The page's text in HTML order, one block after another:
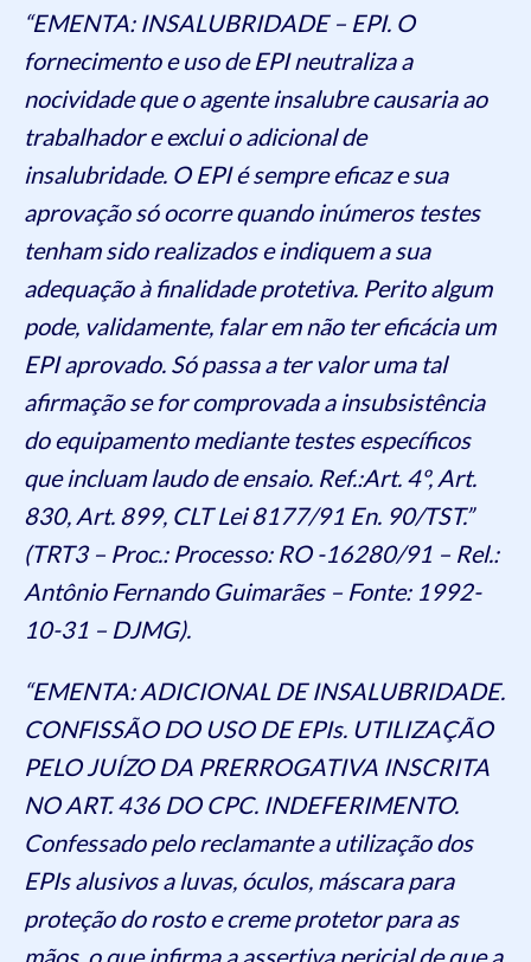
“EMENTA: INSALUBRIDADE – EPI. O
fornecimento e uso de EPI neutraliza a
nocividade que o agente insalubre causaria ao
trabalhador e exclui o adicional de
insalubridade. O EPI é sempre eficaz e sua
aprovação só ocorre quando inúmeros testes
tenham sido realizados e indiquem a sua
adequação à finalidade protetiva. Perito algum
pode, validamente, falar em não ter eficácia um
EPI aprovado. Só passa a ter valor uma tal
afirmação se for comprovada a insubsistência
do equipamento mediante testes específicos
que incluam laudo de ensaio. Ref.:Art. 4º, Art.
830, Art. 899, CLT Lei 8177/91 En. 90/TST.”
(TRT3 – Proc.: Processo: RO -16280/91 – Rel.:
Antônio Fernando Guimarães – Fonte: 1992-
10-31 – DJMG).
“EMENTA: ADICIONAL DE INSALUBRIDADE.
CONFISSÃO DO USO DE EPIs. UTILIZAÇÃO
PELO JUÍZO DA PRERROGATIVA INSCRITA
NO ART. 436 DO CPC. INDEFERIMENTO.
Confessado pelo reclamante a utilização dos
EPIs alusivos a luvas, óculos, máscara para
proteção do rosto e creme protetor para as
mãos, o que infirma a assertiva pericial de que a